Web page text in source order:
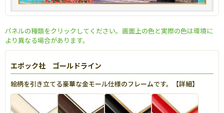
パネルの種類をクリックしてください。画面上の色と実際の色は環境に
より異なる場合があります。
エポック社 ゴールドライン
絵柄を引き立てる豪華な金モール仕様のフレームです。【詳細】